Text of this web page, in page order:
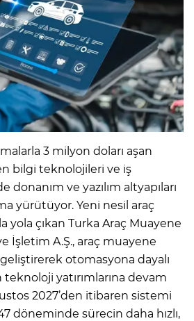
3 milyon doları aşan
bilgi teknolojileri ve iş
ve yazılım altyapıları
yürütüyor. Yeni nesil araç
yola çıkan Turka Araç Muayene
İşletim A.Ş., araç muayene
otomasyona dayalı
yatırımlarına devam
2027’den itibaren sistemi
döneminde sürecin daha hızlı,